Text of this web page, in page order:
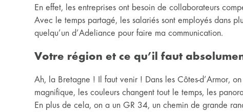
En effet, les entreprises ont besoin de collaborateurs
Avec le temps partagé, les salariés sont employés dans
quelqu’un d’Adeliance pour faire ma communication.
Votre région et ce qu’il faut
Ah, la Bretagne ! Il faut venir ! Dans les Côtes-d’Armor,
magnifique, les couleurs changent tout le temps, les
En plus de cela, on a un GR 34, un chemin de grande